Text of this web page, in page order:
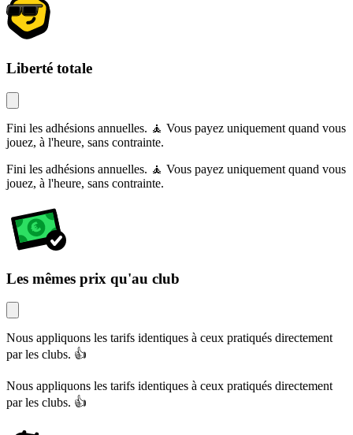
Liberté totale
Fini les adhésions annuelles. 🧘 Vous payez uniquement quand vous
jouez, à l'heure, sans contrainte.
Fini les adhésions annuelles. 🧘 Vous payez uniquement quand vous
jouez, à l'heure, sans contrainte.
Les mêmes prix qu'au club
Nous appliquons les tarifs identiques à ceux pratiqués directement
par les clubs. 👍
Nous appliquons les tarifs identiques à ceux pratiqués directement
par les clubs. 👍